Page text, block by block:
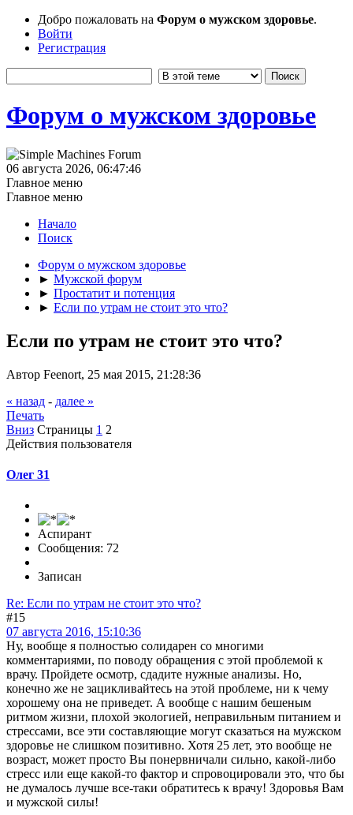
Добро пожаловать на Форум о мужском здоровье.
Войти
Регистрация
Форум о мужском здоровье
06 августа 2026, 06:47:46
Главное меню
Главное меню
Начало
Поиск
Форум о мужском здоровье
► Мужской форум
► Простатит и потенция
► Если по утрам не стоит это что?
Если по утрам не стоит это что?
Автор Feenort, 25 мая 2015, 21:28:36
« назад - далее »
Печать
Вниз Страницы 1 2
Действия пользователя
Олег 31
Аспирант
Сообщения: 72
Записан
Re: Если по утрам не стоит это что?
#15
07 августа 2016, 15:10:36
Ну, вообще я полностью солидарен со многими
комментариями, по поводу обращения с этой проблемой к
врачу. Пройдете осмотр, сдадите нужные анализы. Но,
конечно же не зацикливайтесь на этой проблеме, ни к чему
хорошему она не приведет. А вообще с нашим бешеным
ритмом жизни, плохой экологией, неправильным питанием и
стрессами, все эти составляющие могут сказаться на мужском
здоровье не слишком позитивно. Хотя 25 лет, это вообще не
возраст, может просто Вы понервничали сильно, какой-либо
стресс или еще какой-то фактор и спровоцировали это, что бы
не думалось лучше все-таки обратитесь к врачу! Здоровья Вам
и мужской силы!